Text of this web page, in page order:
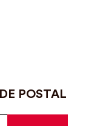
POSTAL